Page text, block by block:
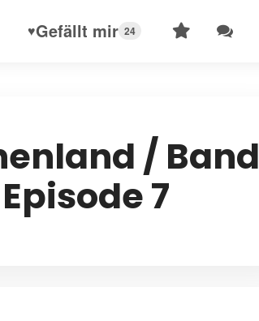
♥Gefällt mir 24
/ Band
7